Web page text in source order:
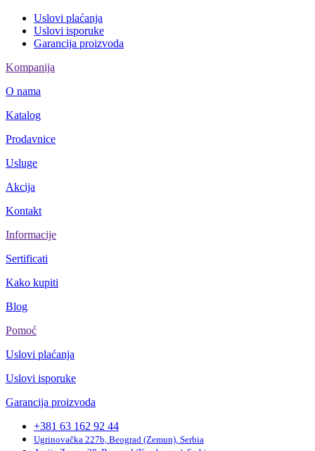
Uslovi plaćanja
Uslovi isporuke
Garancija proizvoda
Kompanija
O nama
Katalog
Prodavnice
Usluge
Akcija
Kontakt
Informacije
Sertificati
Kako kupiti
Blog
Pomoć
Uslovi plaćanja
Uslovi isporuke
Garancija proizvoda
+381 63 162 92 44
Ugrinovačka 227b, Beograd (Zemun), Serbia